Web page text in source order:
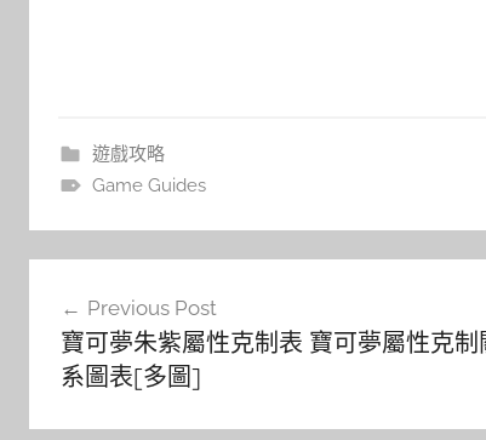
遊戲攻略
Game Guides
Previous Post
寶可夢朱紫屬性克制表 寶可夢屬性克制
系圖表[多圖]